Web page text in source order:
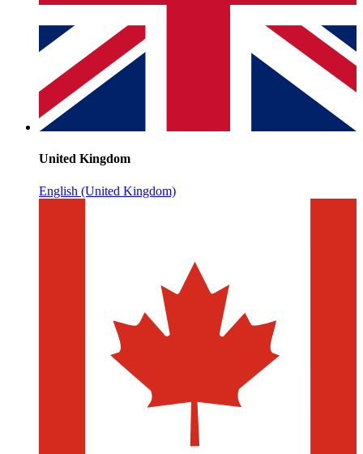
United Kingdom
English (United Kingdom)